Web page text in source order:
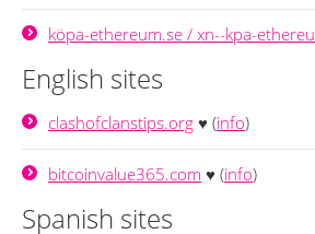
köpa-ethereum.se / xn--kpa-
English sites
clashofclanstips.org ♥ (info)
bitcoinvalue365.com ♥ (info)
Spanish sites